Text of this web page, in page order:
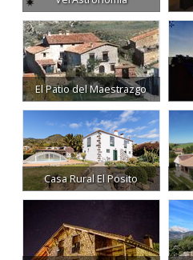
El Patio del Maestrazgo
Casa Rural El Posito